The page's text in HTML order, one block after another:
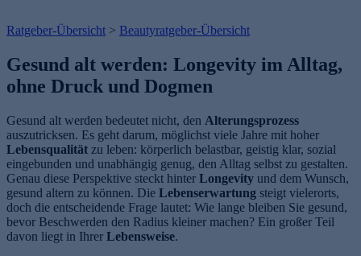
Ratgeber-Übersicht > Beautyratgeber-Übersicht
Gesund alt werden: Longevity im Alltag,
ohne Druck und Dogmen
Gesund alt werden bedeutet nicht, den Alterungsprozess
auszutricksen. Es geht darum, möglichst viele Jahre mit hoher
Lebensqualität zu leben: körperlich belastbar, geistig klar, sozial
eingebunden und unabhängig genug, den Alltag selbst zu gestalten.
Genau diese Perspektive steckt hinter Longevity und dem Wunsch,
gesund altern zu können. Die Lebenserwartung steigt vielerorts,
doch die entscheidende Frage lautet: Wie lange bleiben Sie gesund,
bevor Beschwerden den Radius kleiner machen? Ein großer Teil
davon liegt in Ihrer Lebensweise.